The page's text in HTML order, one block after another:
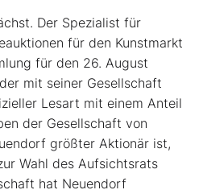
Der Spezialist für
für den Kunstmarkt
für den 26. August
mit seiner Gesellschaft
Lesart mit einem Anteil
der Gesellschaft von
größter Aktionär ist,
Wahl des Aufsichtsrats
hat Neuendorf